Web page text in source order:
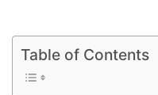
Table of Contents